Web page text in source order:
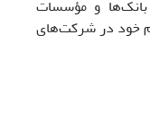
و مؤسسات
خود در شرکت‌های